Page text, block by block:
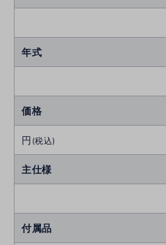
年式
価格
円 (税込)
主仕様
付属品